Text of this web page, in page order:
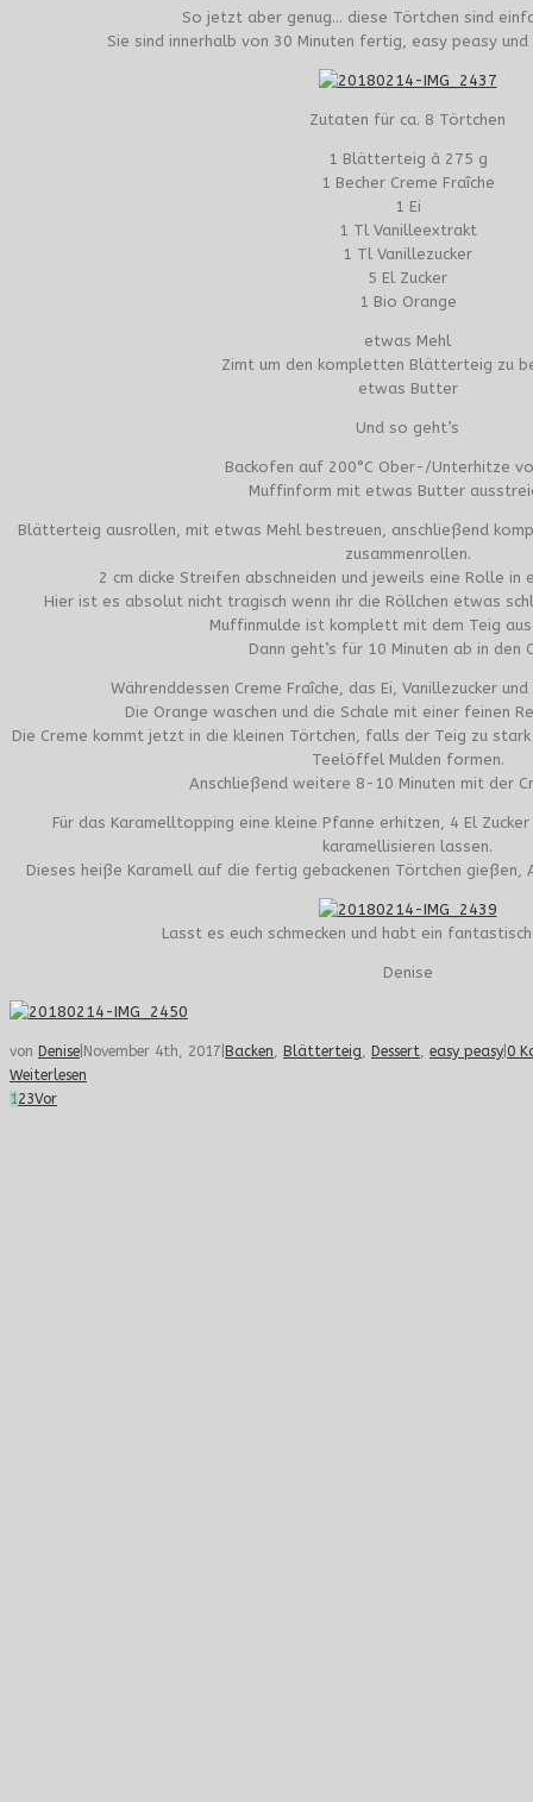
So jetzt aber genug… diese Törtchen sind
Sie sind innerhalb von 30 Minuten fertig, easy peasy und
Zutaten für ca. 8 Törtchen
1 Blätterteig à 275 g
1 Becher Creme Fraîche
1 Ei
1 Tl Vanilleextrakt
1 Tl Vanillezucker
5 El Zucker
1 Bio Orange
etwas Mehl
Zimt um den kompletten Blätterteig zu
etwas Butter
Und so geht’s
Backofen auf 200°C Ober-/Unterhitze
Muffinform mit etwas Butter
Blätterteig ausrollen, mit etwas Mehl bestreuen, anschließend
zusammenrollen.
2 cm dicke Streifen abschneiden und jeweils eine Rolle in
Hier ist es absolut nicht tragisch wenn ihr die Röllchen etwas
Muffinmulde ist komplett mit dem Teig
Dann geht’s für 10 Minuten ab in den
Währenddessen Creme Fraîche, das Ei, Vanillezucker
Die Orange waschen und die Schale mit einer feinen
Die Creme kommt jetzt in die kleinen Törtchen, falls der Teig zu
Teelöffel Mulden formen.
Anschließend weitere 8-10 Minuten mit der
Für das Karamelltopping eine kleine Pfanne erhitzen, 4 El
karamellisieren lassen.
Dieses heiße Karamell auf die fertig gebackenen Törtchen gießen,
Lasst es euch schmecken und habt ein
Denise
von Denise November 4th, 2017 Backen, Blätterteig, Dessert, easy peasy 0
Weiterlesen
123Vor